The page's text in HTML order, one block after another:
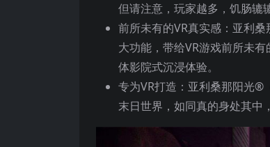
但请注意，玩家越多，饥肠辘
前所未有的VR真实感：亚利
大功能，带给VR游戏前所未
体影院式沉浸体验。
专为VR打造：亚利桑那阳光
末日世界，如同真的身处其中